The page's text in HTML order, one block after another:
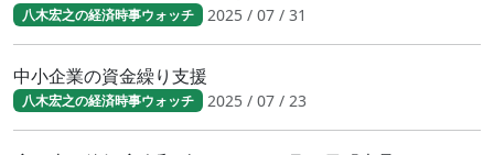
八木宏之の経済時事ウォッチ 2025 / 07 / 31
中小企業の資金繰り支援
八木宏之の経済時事ウォッチ 2025 / 07 / 23